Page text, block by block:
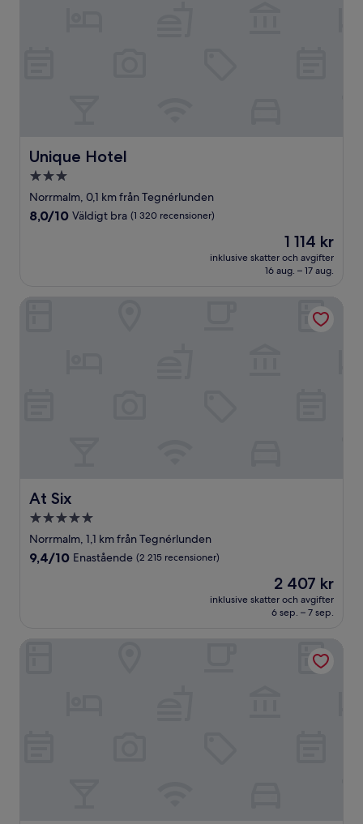
Unique Hotel
Unique Hotel
3.0-
stjärnigt
boende
Norrmalm, 0,1 km från Tegnérlunden
8.0
8,0/10 Väldigt bra (1 320 recensioner)
Priset
är
1 114 kr
1 114 kr
inklusive skatter och avgifter
16 aug. – 17 aug.
At Six
At Six
5.0-
stjärnigt
boende
Norrmalm, 1,1 km från Tegnérlunden
9.4
9,4/10 Enastående (2 215 recensioner)
Priset
är
2 407 kr
2 407 kr
inklusive skatter och avgifter
6 sep. – 7 sep.